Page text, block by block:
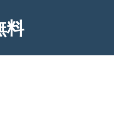
料